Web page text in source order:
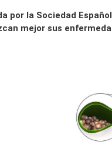
por la Sociedad
mejor sus